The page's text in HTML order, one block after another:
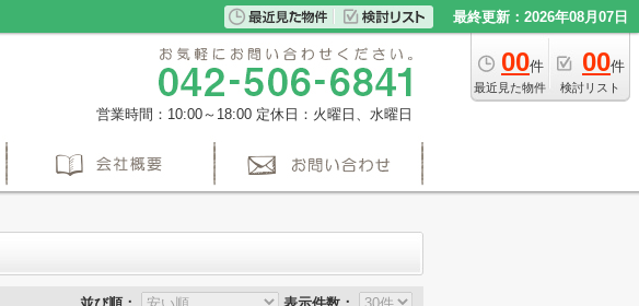
最終更新：2026年08月07日
00件
最近見た物件
00件
検討リスト
営業時間：10:00～18:00 定休日：火曜日、水曜日